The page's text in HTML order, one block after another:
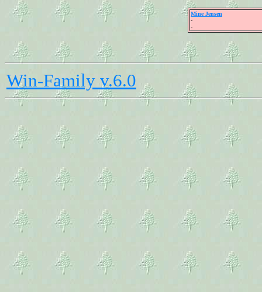
Mine Jensen
-
-
Win-Family v.6.0